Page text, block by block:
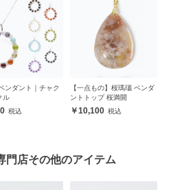
ンダント｜チャク
ル
【一点もの】桜瑪瑙 ペンダ
ントトップ 桜満開
10,100
店その他のアイテム